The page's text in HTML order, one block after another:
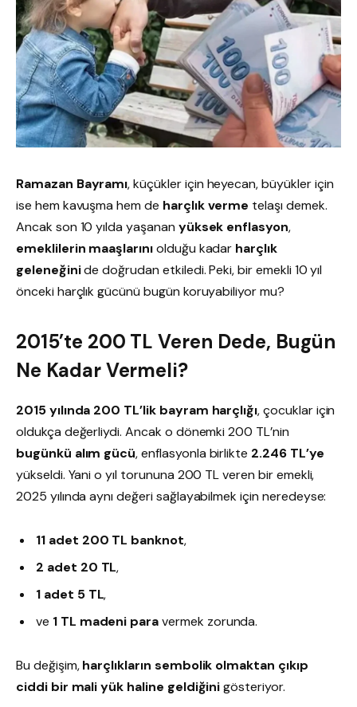
Ramazan Bayramı, küçükler için heyecan, büyükler için
ise hem kavuşma hem de harçlık verme telaşı demek.
Ancak son 10 yılda yaşanan yüksek enflasyon,
emeklilerin maaşlarınıolduğu kadar harçlık
geleneğinide doğrudan etkiledi. Peki, bir emekli 10 yıl
önceki harçlık gücünü bugün koruyabiliyor mu?
2015’te 200 TL Veren Dede, Bugün
Ne Kadar Vermeli?
2015 yılında 200 TL’lik bayram harçlığı, çocuklar için
oldukça değerliydi. Ancak o dönemki 200 TL’nin
bugünkü alım gücü, enflasyonla birlikte 2.246 TL’ye
yükseldi. Yani o yıl torununa 200 TL veren bir emekli,
2025 yılında aynı değeri sağlayabilmek için neredeyse:
11 adet 200 TL banknot,
2 adet 20 TL,
1 adet 5 TL,
ve 1 TL madeni paravermek zorunda.
Bu değişim,harçlıkların sembolik olmaktan çıkıp
ciddi bir mali yük haline geldiğinigösteriyor.